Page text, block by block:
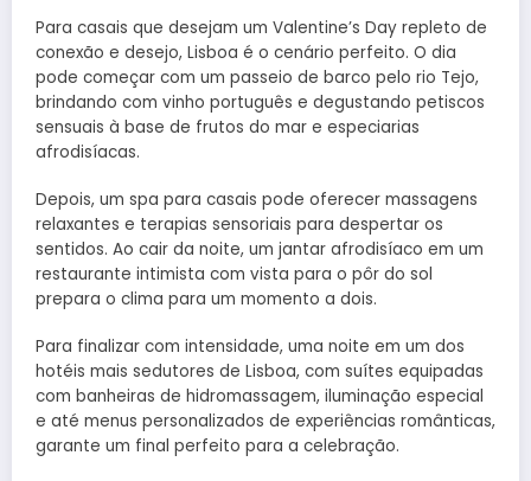
Para casais que desejam um Valentine’s Day repleto de
conexão e desejo, Lisboa é o cenário perfeito. O dia
pode começar com um passeio de barco pelo rio Tejo,
brindando com vinho português e degustando petiscos
sensuais à base de frutos do mar e especiarias
afrodisíacas.
Depois, um spa para casais pode oferecer massagens
relaxantes e terapias sensoriais para despertar os
sentidos. Ao cair da noite, um jantar afrodisíaco em um
restaurante intimista com vista para o pôr do sol
prepara o clima para um momento a dois.
Para finalizar com intensidade, uma noite em um dos
hotéis mais sedutores de Lisboa, com suítes equipadas
com banheiras de hidromassagem, iluminação especial
e até menus personalizados de experiências românticas,
garante um final perfeito para a celebração.